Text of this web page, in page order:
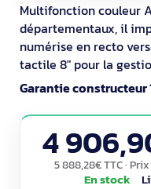
Multifonction couleur
départementaux, il
numérise en recto
tactile 8" pour la
vers e‑mail/dossier/
volume conseillé 5
(IPsec, 802.1X,
AirPrint/Mopria/HP
Garantie constructeur
45 888,28€ TTC·
En stock